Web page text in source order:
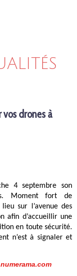
drones à
4 septembre son
Moment fort de
sur l’avenue des
afin d’accueillir une
en toute sécurité.
n’est à signaler et